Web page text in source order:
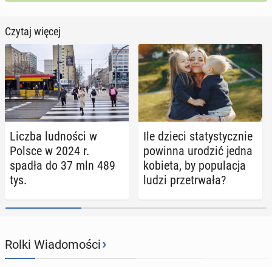
Czytaj więcej
Liczba lud­no­ści w
Polsce w 2024 r.
spadła do 37 mln 489
tys.
Ile dzieci sta­ty­stycz­nie
powinna urodzić jedna
kobieta, by po­pu­la­cja
ludzi prze­trwa­ła?
Rolki Wiadomości›